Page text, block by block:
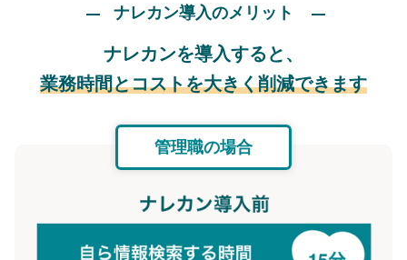
ナレカン導入のメリット
ナレカンを導入すると、
業務時間とコストを大きく削減できます
管理職の場合